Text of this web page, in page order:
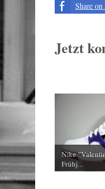
Share on
Jetzt
Nike
Frühj...